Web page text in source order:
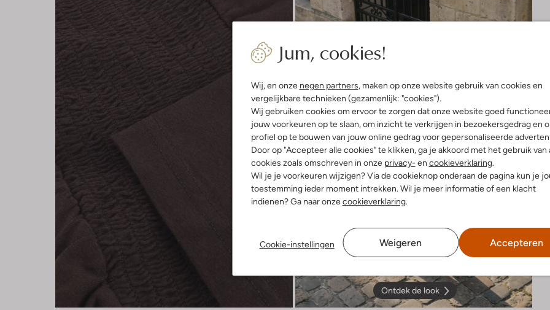
Jum, cookies!
Wij, en onze negen partners, maken op onze website gebruik van cookies en
vergelijkbare technieken (gezamenlijk: "cookies").
Wij gebruiken cookies om ervoor te zorgen dat onze website goed
jouw voorkeuren op te slaan, om inzicht te verkrijgen in bezoekersgedrag en
profiel op te bouwen van jouw online gedrag voor gepersonaliseerde
Door op "Accepteer alle cookies" te klikken, ga je akkoord met het gebruik van
cookies zoals omschreven in onze privacy- en cookieverklaring.
Wil je je voorkeuren wijzigen? Via de cookieknop onderaan de pagina kun je
toestemming ieder moment intrekken. Wil je meer informatie of een klacht
indienen? Ga naar onzecookieverklaring.
Cookie-instellingen Weigeren Accepteren
Ontdek de look